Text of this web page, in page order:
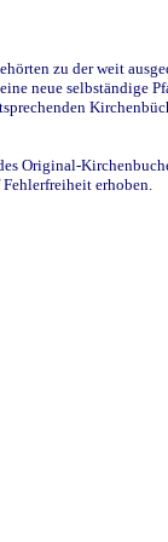
zu der weit
neue selbständige
Original-
erhoben.